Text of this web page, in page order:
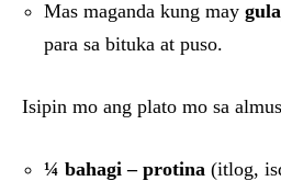
Mas maganda kung may
para sa bituka at puso.
Isipin mo ang plato mo sa
¼ bahagi – protina (itlog,